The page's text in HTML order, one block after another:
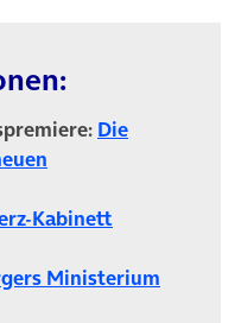
Die
Kabinett
Ministerium